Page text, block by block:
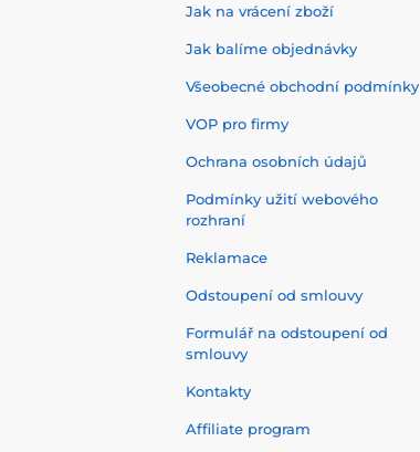
Jak na vrácení zboží
Jak balíme objednávky
Všeobecné obchodní podmínky
VOP pro firmy
Ochrana osobních údajů
Podmínky užití webového
rozhraní
Reklamace
Odstoupení od smlouvy
Formulář na odstoupení od
smlouvy
Kontakty
Affiliate program